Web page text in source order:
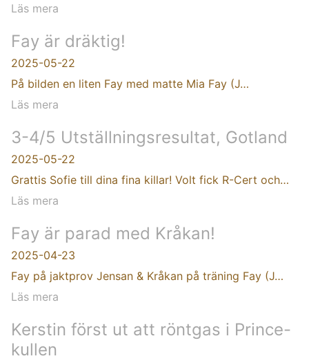
Läs mera
Fay är dräktig!
2025-05-22
På bilden en liten Fay med matte Mia Fay (J…
Läs mera
3-4/5 Utställningsresultat, Gotland
2025-05-22
Grattis Sofie till dina fina killar! Volt fick R-Cert och…
Läs mera
Fay är parad med Kråkan!
2025-04-23
Fay på jaktprov Jensan & Kråkan på träning Fay (J…
Läs mera
Kerstin först ut att röntgas i Prince-
kullen